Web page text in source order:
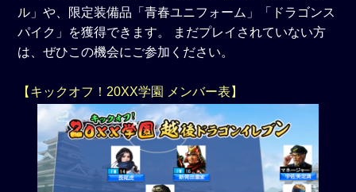
ル」や、限定装備品「青春ユニフォーム」「ドラゴンス
パイク」を獲得できます。 まだプレイされていない方
は、ぜひこの機会にご参加ください。
【キックオフ！20XX学園 メンバー表】